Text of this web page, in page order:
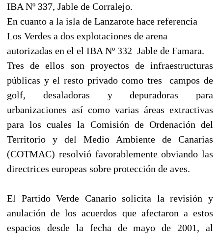
IBA Nº 337, Jable de Corralejo.
En cuanto a la isla de Lanzarote hace referencia
Los Verdes a dos explotaciones de arena
autorizadas en el el IBA Nº 332 Jable de Famara.
Tres de ellos son proyectos de infraestructuras
públicas y el resto privado como tres
campos de
golf, desaladoras y depuradoras para
urbanizaciones así como varias áreas extractivas
para los cuales la Comisión de Ordenación del
Territorio y del Medio Ambiente de Canarias
(COTMAC) resolvió favorablemente obviando las
directrices europeas sobre protección de aves.
El Partido Verde Canario solicita la revisión y
anulación de los acuerdos que afectaron a estos
espacios desde la fecha de mayo de 2001, al